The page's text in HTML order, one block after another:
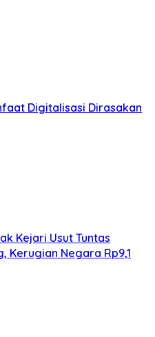
Digitalisasi Dirasakan
Kejari Usut Tuntas
Kerugian Negara Rp9,1